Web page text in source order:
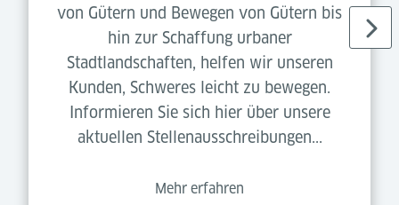
von Gütern und Bewegen von Gütern bis
hin zur Schaffung urbaner
Stadtlandschaften, helfen wir unseren
Kunden, Schweres leicht zu bewegen.
Informieren Sie sich hier über unsere
aktuellen Stellenausschreibungen...
Mehr erfahren